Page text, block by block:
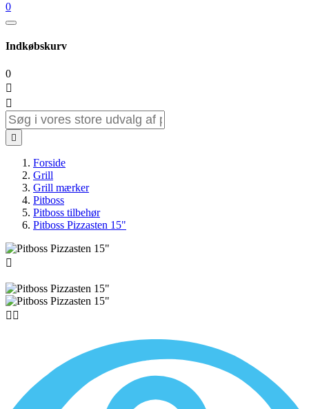
0
Indkøbskurv
0



Forside
Grill
Grill mærker
Pitboss
Pitboss tilbehør
Pitboss Pizzasten 15"

 